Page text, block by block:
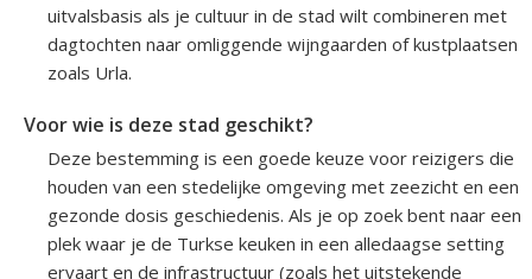
uitvalsbasis als je cultuur in de stad wilt combineren met
dagtochten naar omliggende wijngaarden of kustplaatsen
zoals Urla.
Voor wie is deze stad geschikt?
Deze bestemming is een goede keuze voor reizigers die
houden van een stedelijke omgeving met zeezicht en een
gezonde dosis geschiedenis. Als je op zoek bent naar een
plek waar je de Turkse keuken in een alledaagse setting
ervaart en de infrastructuur (zoals het uitstekende